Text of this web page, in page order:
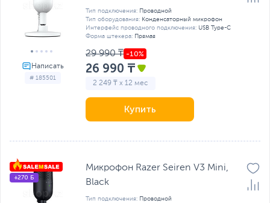
# 185501
Тип подключения: Проводной
Тип оборудования: Конденсаторный микрофон
Интерфейс проводного подключения: USB Type-C
Форма штекера: Прямая
29 990 ₸
26 990 ₸
2 249 ₸ x 12 мес
Купить
+270 Б
Микрофон Razer Seiren V3 Mini,
Black
Тип подключения: Проводной